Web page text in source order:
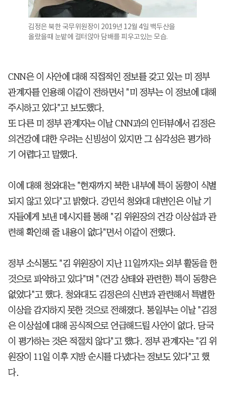
김정은 북한 국무위원장이 2019년 12월 4일 백두산을
올랐을때 눈밭에 걸터앉아 담배를 피우고있는 모습.
CNN은 이 사안에 대해 직접적인 정보를 갖고 있는 미 정부
관계자를 인용해 이같이 전하면서 "미 정부는 이 정보에 대해
주시하고 있다"고 보도했다.
또 다른 미 정부 관계자는 이날 CNN과의 인터뷰에서 김정은
의건강에 대한 우려는 신빙성이 있지만 그 심각성은 평가하
기 어렵다고 말했다.
이에 대해 청와대는 "현재까지 북한 내부에 특이 동향이 식별
되지 않고 있다"고 밝혔다. 강민석 청와대 대변인은 이날 기
자들에게 보낸 메시지를 통해 "김 위원장의 건강 이상설과 관
련해 확인해 줄 내용이 없다"면서 이같이 전했다.
정부 소식통도 "김 위원장이 지난 11일까지는 외부 활동을 한
것으로 파악하고 있다"며 "(건강 상태와 관련한) 특이 동향은
없었다"고 했다. 청와대도 김정은의 신변과 관련해서 특별한
이상을 감지하지 못한 것으로 전해졌다. 통일부는 이날 "김정
은 이상설에 대해 공식적으로 언급해드릴 사안이 없다. 당국
이 평가하는 것은 적절치 않다"고 했다. 정부 관계자는 "김 위
원장이 11일 이후 지방 순시를 다녔다는 정보도 있다"고 했
다.